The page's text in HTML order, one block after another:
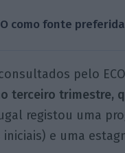
como fonte
pelo
terceiro trimestre,
registou uma
iniciais) e uma